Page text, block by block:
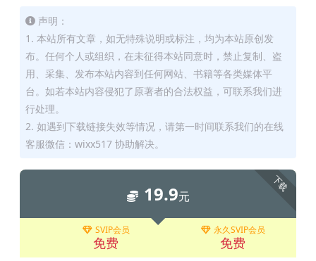
声明：
1. 本站所有文章，如无特殊说明或标注，均为本站原创发
布。任何个人或组织，在未征得本站同意时，禁止复制、盗
用、采集、发布本站内容到任何网站、书籍等各类媒体平
台。如若本站内容侵犯了原著者的合法权益，可联系我们进
行处理。
2. 如遇到下载链接失效等情况，请第一时间联系我们的在线
客服微信：wixx517 协助解决。
下载
19.9元
SVIP会员
免费
永久SVIP会员
免费